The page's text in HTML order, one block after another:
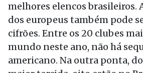
melhores elencos brasileiros.
dos europeus também pode
cifrões. Entre os 20 clubes
mundo neste ano, não há
americano. Na outra ponta,